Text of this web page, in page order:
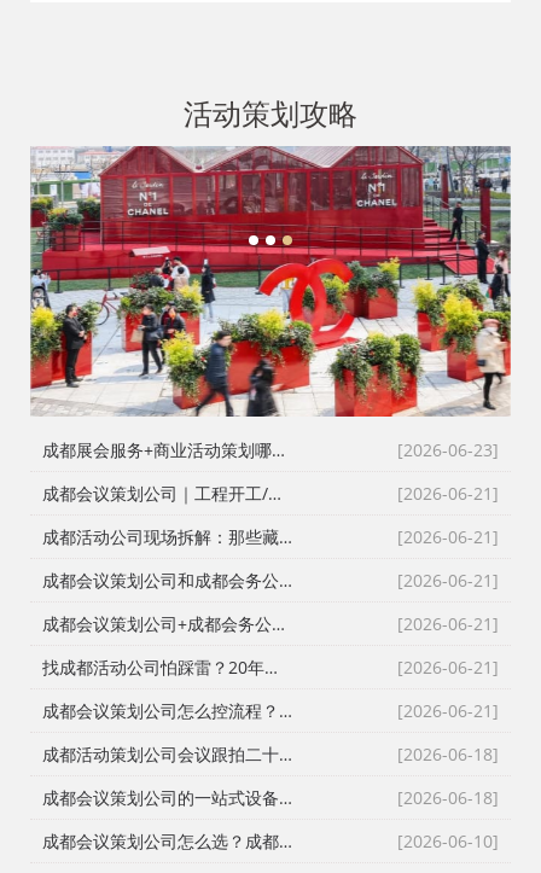
活动策划攻略
1 2 3
[2026-06-23]
成都展会服务+商业活动策划哪家好？成都活动公司舞台布置演出一体化服务商
[2026-06-21]
成都会议策划公司｜工程开工/奠基/封顶/竣工仪式全案执行，成都会务接待公司搞定政企工程类高严谨度庆典活动
[2026-06-21]
成都活动公司现场拆解：那些藏在桁架与鲜花背后的“执行暗线”
[2026-06-21]
成都会议策划公司和成都会务公司到底差在哪？成都活动公司老策划师的真话
[2026-06-21]
成都会议策划公司+成都会务公司+成都会务服务公司：成都活动公司老策划师不愿公开的执行细节
[2026-06-21]
找成都活动公司怕踩雷？20年资深操盘手拆解宝宝宴与寿宴布置的隐形门槛
[2026-06-21]
成都会议策划公司怎么控流程？从LED大屏幕到沙画定制的全链路避坑指南
[2026-06-18]
成都活动策划公司会议跟拍二十七年的镜头逻辑：从医学会议到年会直播的现场记录
[2026-06-18]
成都会议策划公司的一站式设备配套：从舞台搭建到LED屏的现场逻辑
[2026-06-10]
成都会议策划公司怎么选？成都会务公司与成都活动执行公司全流程服务拆解